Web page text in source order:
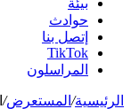
بيئة
حوادث
إتصل بنا
TikTok
المراسلون
الرئيسية/ المستعرض/